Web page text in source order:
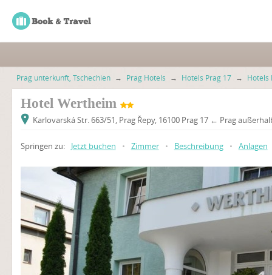
Prag unterkunft, Tschechien → Prag Hotels → Hotels Prag 17 → Hotels
Hotel Wertheim
Karlovarská Str. 663/51, Prag Řepy, 16100 Prag 17 ← Prag
Springen zu: Jetzt buchen • Zimmer • Beschreibung • Anlagen